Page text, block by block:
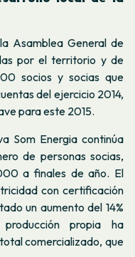
Asamblea General de
por el territorio y de
socios y socias que
del ejercicio 2014,
para este 2015.
Som Energia continúa
de personas socias,
a finales de año. El
con certificación
un aumento del 14%
propia ha
comercializado, que